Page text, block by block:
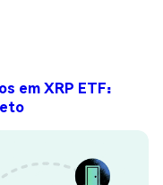
em XRP ETF: